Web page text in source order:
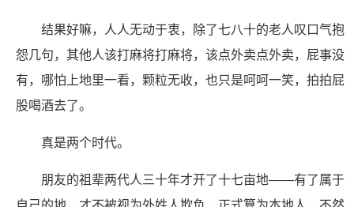
结果好嘛，人人无动于衷，除了七八十的老人叹口气抱
怨几句，其他人该打麻将打麻将，该点外卖点外卖，屁事没
有，哪怕上地里一看，颗粒无收，也只是呵呵一笑，拍拍屁
股喝酒去了。
真是两个时代。
朋友的祖辈两代人三十年才开了十七亩地——有了属于